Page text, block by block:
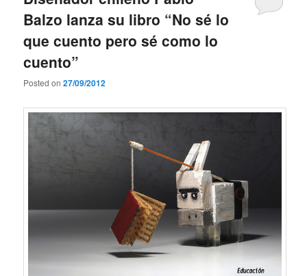
Balzo lanza su libro “No sé lo
que cuento pero sé como lo
cuento”
Posted on27/09/2012